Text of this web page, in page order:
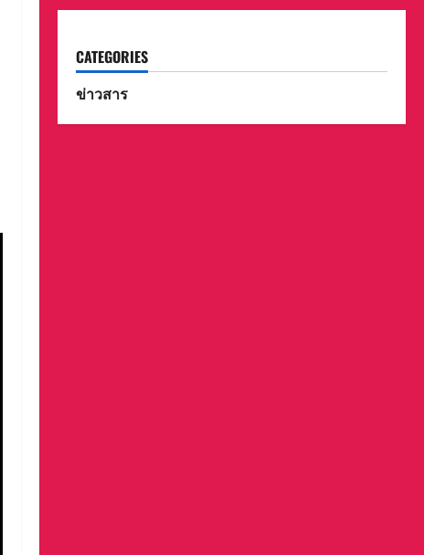
CATEGORIES
ข่าวสาร